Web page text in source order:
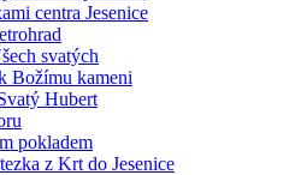
centra Jesenice
svatých
Božímu kameni
Hubert
pokladem
z Krt do Jesenice